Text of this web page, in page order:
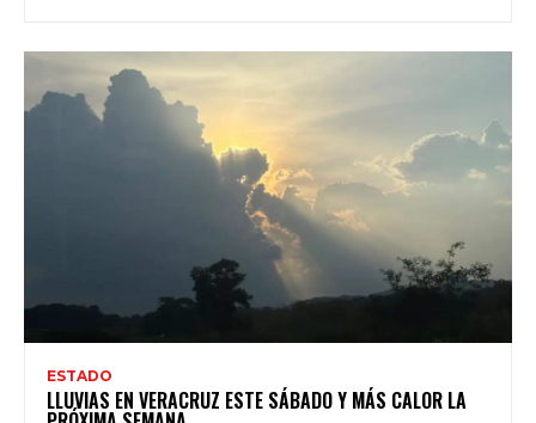
ESTADO
LLUVIAS EN VERACRUZ ESTE SÁBADO Y MÁS CALOR LA